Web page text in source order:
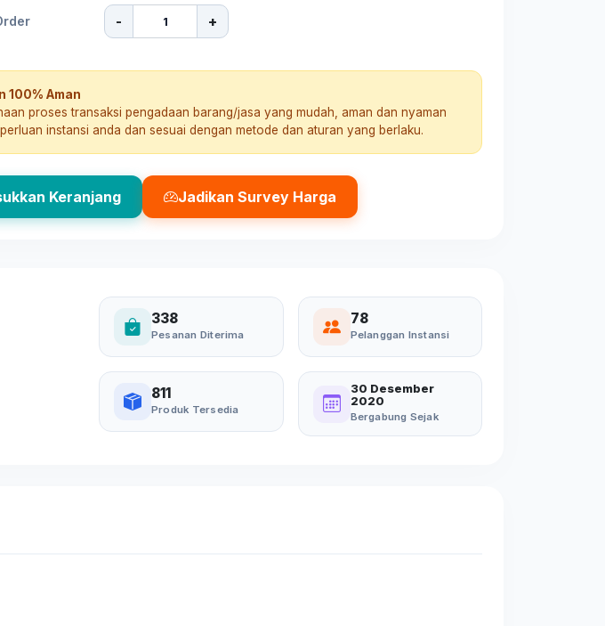
- +
100% Aman
proses transaksi pengadaan barang/jasa yang mudah, aman dan nyaman
instansi anda dan sesuai dengan metode dan aturan yang berlaku.
Keranjang Jadikan Survey Harga
338
Pesanan Diterima
78
Pelanggan Instansi
811
Produk Tersedia
30 Desember
2020
Bergabung Sejak